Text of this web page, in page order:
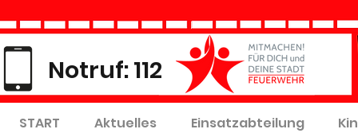
Notruf: 112
START Aktuelles Einsatzabteilung